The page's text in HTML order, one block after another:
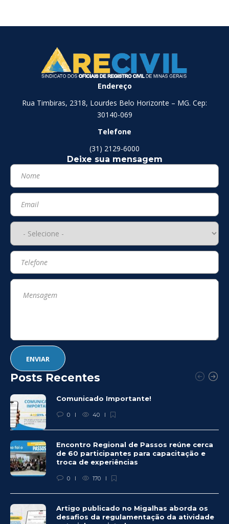
Endereço
Rua Timbiras, 2318, Lourdes Belo Horizonte – MG. Cep:
30140-069
Telefone
(31) 2129-6000
Deixe sua mensagem
Posts Recentes
Comunicado Importante!
0 40
Encontro Regional de Passos reúne cerca
de 60 participantes para capacitação e
troca de experiências
0 170
Artigo publicado no Migalhas aborda os
desafios da regulamentação da atividade